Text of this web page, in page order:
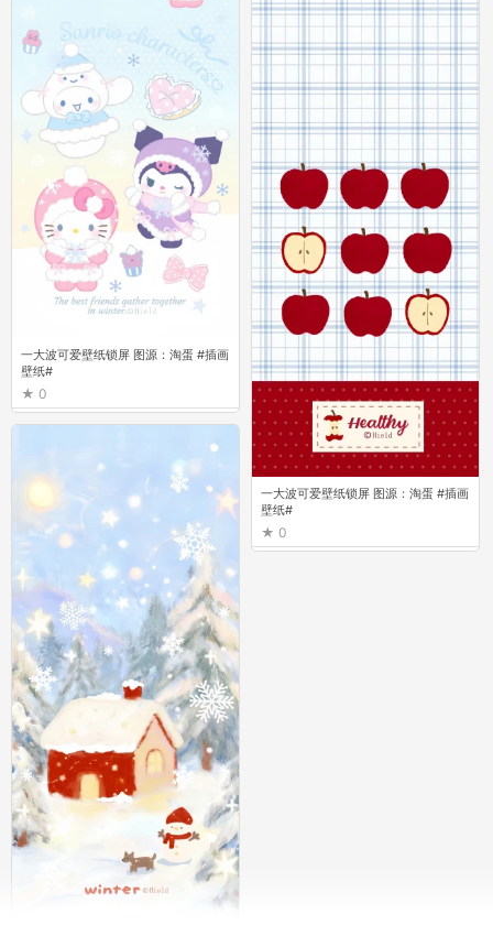
一大波可爱壁纸锁屏 图源：淘蛋 #插画
壁纸#
0
一大波可爱壁纸锁屏 图源：淘蛋 #插画
壁纸#
0